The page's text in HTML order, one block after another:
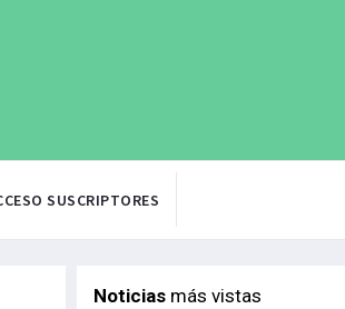
SUSCRIPTORES
Noticiasmás vistas